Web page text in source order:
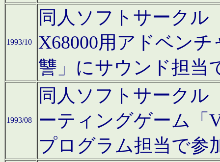
1993/10
同人ソフトサークル
X68000用アドベン
讐」にサウンド担当
1993/08
同人ソフトサークル
ーティングゲーム「
プログラム担当で参